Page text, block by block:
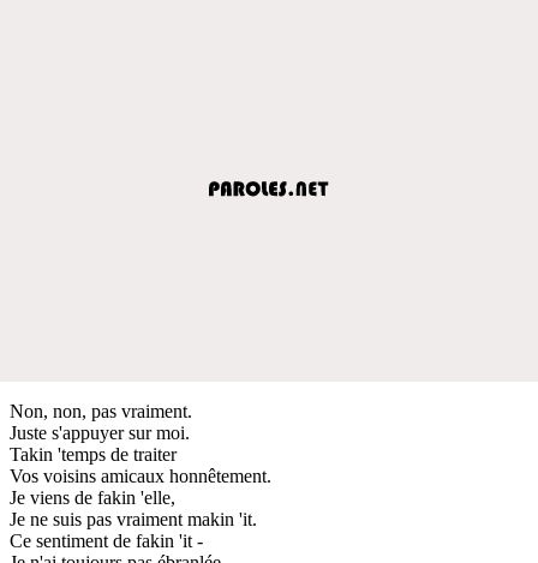
Non, non, pas vraiment.
Juste s'appuyer sur moi.
Takin 'temps de traiter
Vos voisins amicaux honnêtement.
Je viens de fakin 'elle,
Je ne suis pas vraiment makin 'it.
Ce sentiment de fakin 'it -